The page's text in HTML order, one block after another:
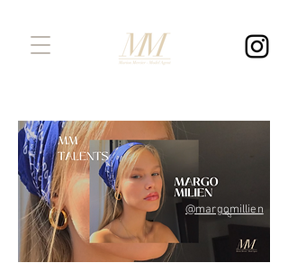
@margomillien